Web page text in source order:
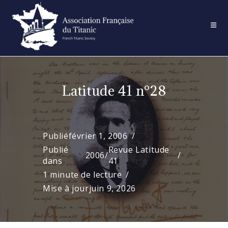
content
Latitude 41 n°28
Publiéfévrier 1, 2006
Publié
dans
2006/Revue Latitude
41
1 minute de lecture
Mise à jourjuin 9, 2026